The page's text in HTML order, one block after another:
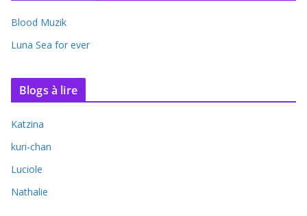
Blood Muzik
Luna Sea for ever
Blogs à lire
Katzina
kuri-chan
Luciole
Nathalie